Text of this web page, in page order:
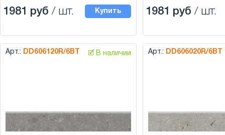
1981 руб / шт. Купить 1981 руб / шт.
Арт.: DD606120R/6BT 🗹 В наличии Арт.: DD606020R/6BT